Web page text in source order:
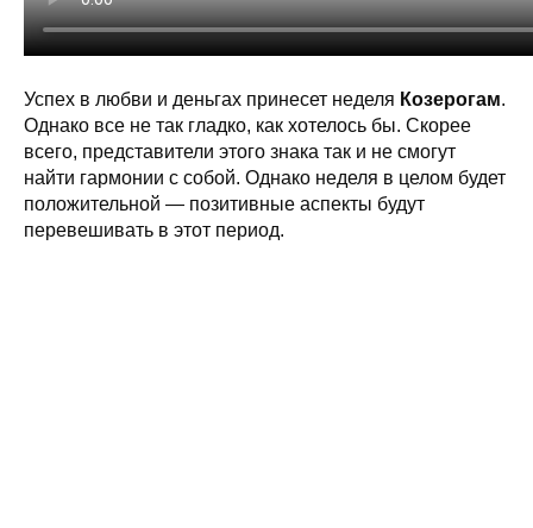
Успех в любви и деньгах принесет неделя Козерогам.
Однако все не так гладко, как хотелось бы. Скорее
всего, представители этого знака так и не смогут
найти гармонии с собой. Однако неделя в целом будет
положительной — позитивные аспекты будут
перевешивать в этот период.